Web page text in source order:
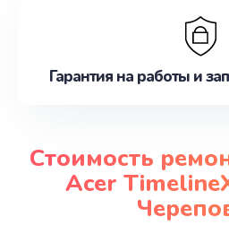
Гарантия на работы и
Стоимость
Acer